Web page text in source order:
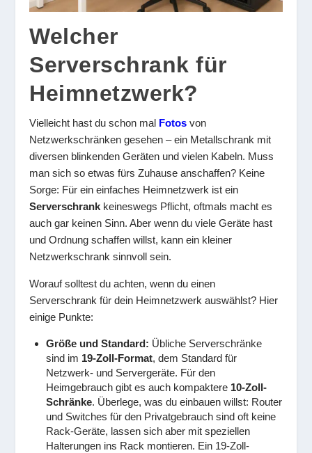
Welcher
Serverschrank für
Heimnetzwerk?
Vielleicht hast du schon mal Fotos von
Netzwerkschränken gesehen – ein Metallschrank mit
diversen blinkenden Geräten und vielen Kabeln. Muss
man sich so etwas fürs Zuhause anschaffen? Keine
Sorge: Für ein einfaches Heimnetzwerk ist ein
Serverschrank keineswegs Pflicht, oftmals macht es
auch gar keinen Sinn. Aber wenn du viele Geräte hast
und Ordnung schaffen willst, kann ein kleiner
Netzwerkschrank sinnvoll sein.
Worauf solltest du achten, wenn du einen
Serverschrank für dein Heimnetzwerk auswählst? Hier
einige Punkte:
Größe und Standard: Übliche Serverschränke
sind im 19-Zoll-Format, dem Standard für
Netzwerk- und Servergeräte. Für den
Heimgebrauch gibt es auch kompaktere 10-Zoll-
Schränke. Überlege, was du einbauen willst: Router
und Switches für den Privatgebrauch sind oft keine
Rack-Geräte, lassen sich aber mit speziellen
Halterungen ins Rack montieren. Ein 19-Zoll-